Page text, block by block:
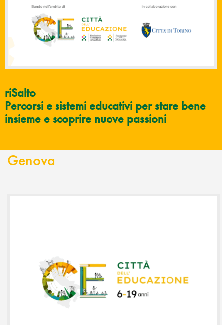
riSalto
Percorsi e sistemi educativi per stare bene
insieme e scoprire nuove passioni
Genova